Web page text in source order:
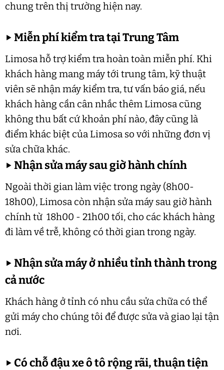
chung trên thị trường hiện nay.
▶Miễn phí kiểm tra tại Trung Tâm
Limosa hỗ trợ kiểm tra hoàn toàn miễn phí. Khi
khách hàng mang máy tới trung tâm, kỹ thuật
viên sẽ nhận máy kiểm tra, tư vấn báo giá, nếu
khách hàng cần cân nhắc thêm Limosa cũng
không thu bất cứ khoản phí nào, đây cũng là
điểm khác biệt của Limosa so với những đơn vị
sửa chữa khác.
▶Nhận sửa máy sau giờ hành chính
Ngoài thời gian làm việc trong ngày (8h00-
18h00), Limosa còn nhận sửa máy sau giờ hành
chính từ 18h00 - 21h00 tối, cho các khách hàng
đi làm về trễ, không có thời gian trong ngày.
▶Nhận sửa máy ở nhiều tỉnh thành trong
cả nước
Khách hàng ở tỉnh có nhu cầu sửa chữa có thể
gửi máy cho chúng tôi để được sửa và giao lại tận
nơi.
▶ Có chỗ đậu xe ô tô rộng rãi, thuận tiện